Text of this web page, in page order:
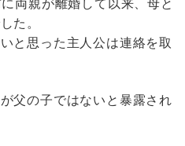
た。
と思った主人公は連絡を取
父の子ではないと暴露され